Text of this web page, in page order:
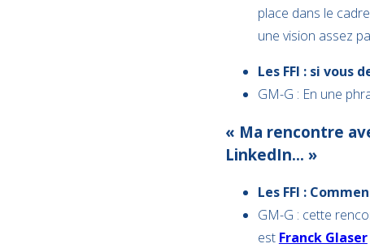
place dans le
une vision assez
Les FFI : si vous
GM-G : En une
« Ma rencontre
LinkedIn… »
Les FFI :
GM-G : cette
est Franck Glaser